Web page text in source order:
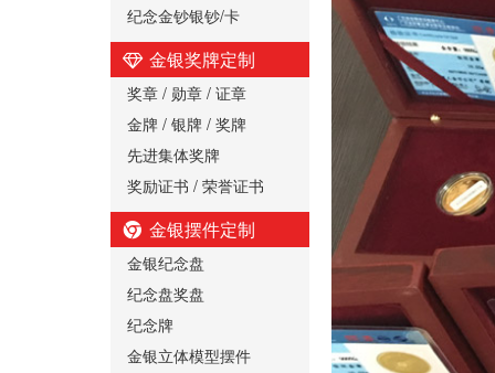
纪念金钞银钞/卡
金银奖牌定制
奖章 / 勋章 / 证章
金牌 / 银牌 / 奖牌
先进集体奖牌
奖励证书 / 荣誉证书
金银摆件定制
金银纪念盘
纪念盘奖盘
纪念牌
金银立体模型摆件